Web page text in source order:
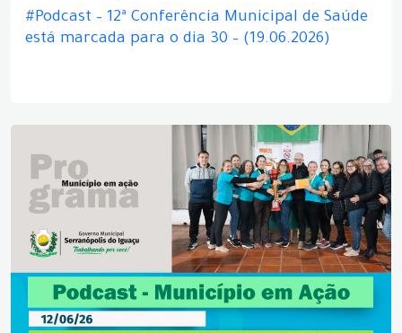
#Podcast – 12ª Conferência Municipal de Saúde
está marcada para o dia 30 – (19.06.2026)